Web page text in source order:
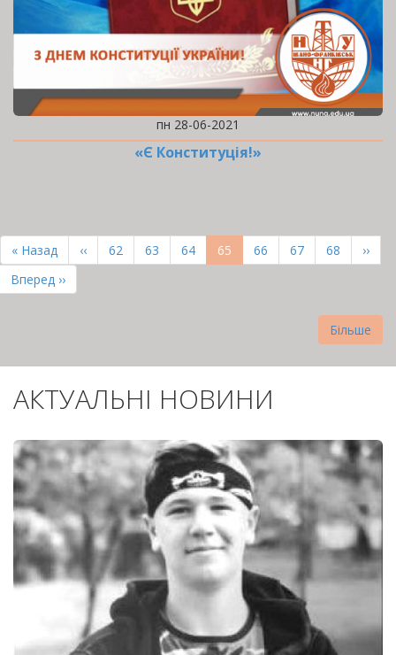
пн 28-06-2021
«Є Конституція!»
НА
СТОРІНКИ
Перша
сторінка
« Назад
Попередня
сторінка
‹‹ Page
62 Page
63 Page
64
Поточна
сторінка
65 Page
66 Page
67 Page
68
››
Остання
сторінка
Вперед ››
Більше
АКТУАЛЬНІ НОВИНИ